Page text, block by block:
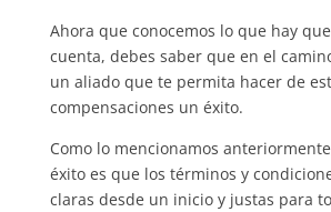
Ahora que conocemos lo que hay
cuenta, debes saber que en el
un aliado que te permita hacer de
compensaciones un éxito.
Como lo mencionamos
éxito es que los términos y
claras desde un inicio y justas para